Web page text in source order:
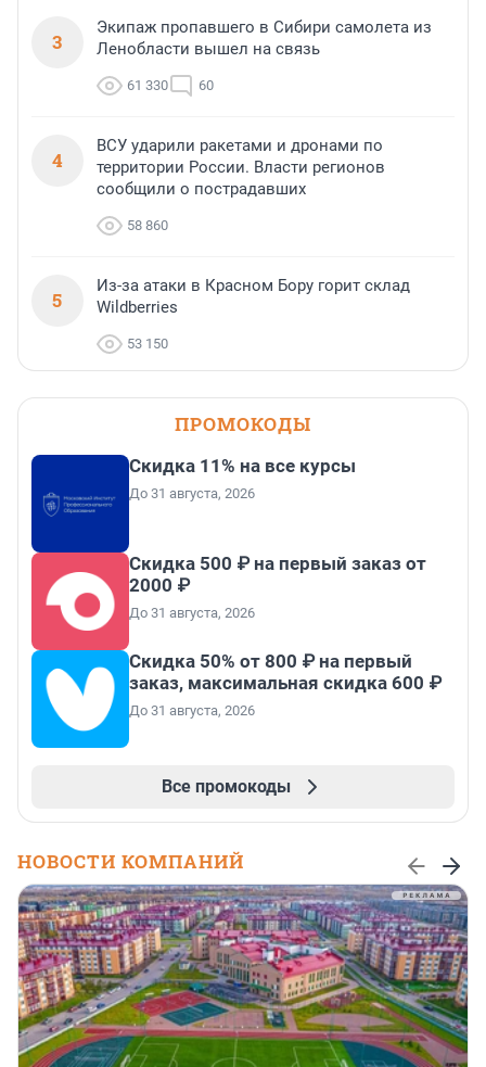
3
Экипаж пропавшего в Сибири самолета из
Ленобласти вышел на связь
61 330 60
4
ВСУ ударили ракетами и дронами по
территории России. Власти регионов
сообщили о пострадавших
58 860
5
Из-за атаки в Красном Бору горит склад
Wildberries
53 150
ПРОМОКОДЫ
Скидка 11% на все курсы
До 31 августа, 2026
Скидка 500 ₽ на первый заказ от
2000 ₽
До 31 августа, 2026
Скидка 50% от 800 ₽ на первый
заказ, максимальная скидка 600 ₽
До 31 августа, 2026
Все промокоды
НОВОСТИ КОМПАНИЙ